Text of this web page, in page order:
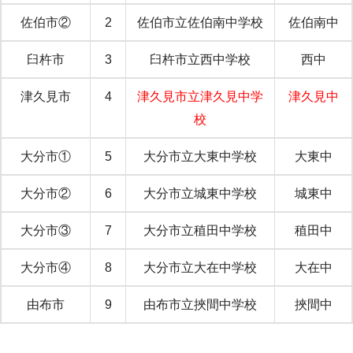
佐伯市② 2 佐伯市立佐伯南中学校 佐伯南中
臼杵市 3 臼杵市立西中学校 西中
津久見市 4
津久見市立津久見中学
校
津久見中
大分市① 5 大分市立大東中学校 大東中
大分市② 6 大分市立城東中学校 城東中
大分市③ 7 大分市立稙田中学校 稙田中
大分市④ 8 大分市立大在中学校 大在中
由布市 9 由布市立挾間中学校 挾間中